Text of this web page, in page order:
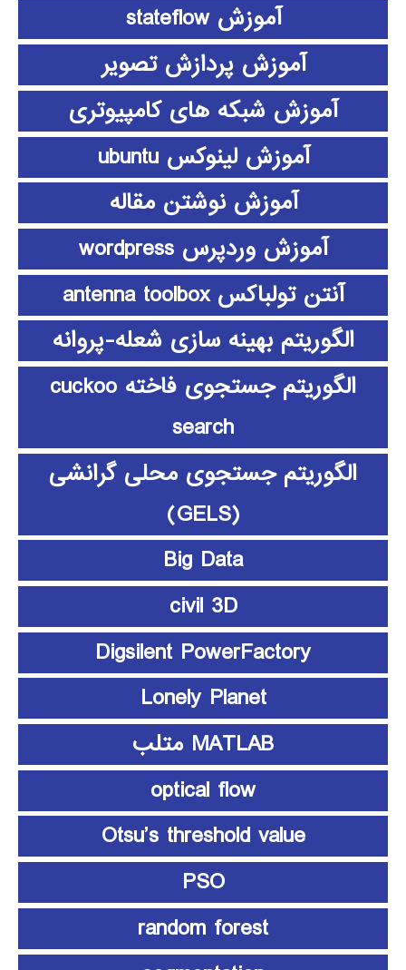
آموزش stateflow
آموزش پردازش تصویر
آموزش شبکه های کامپیوتری
آموزش لینوکس ubuntu
آموزش نوشتن مقاله
آموزش وردپرس wordpress
آنتن تولباکس antenna toolbox
الگوریتم بهینه سازی شعله-پروانه
الگوریتم جستجوی فاخته cuckoo
search
الگوریتم جستجوی محلی گرانشی
(GELS)
Big Data
civil 3D
Digsilent PowerFactory
Lonely Planet
MATLAB متلب
optical flow
Otsu’s threshold value
PSO
random forest